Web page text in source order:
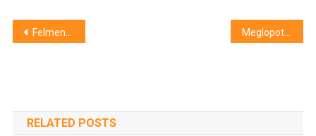
Bejegyzés
Felmentették Koltay Andrást az NMHH éléről és Hatala Annát, a Nemzeti Információs Központ főigazgatóját
RELATED POSTS